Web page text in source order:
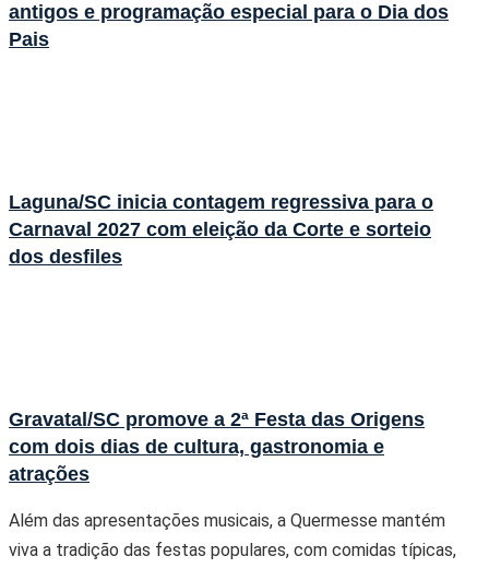
antigos e programação especial para o Dia dos
Pais
Laguna/SC inicia contagem regressiva para o
Carnaval 2027 com eleição da Corte e sorteio
dos desfiles
Gravatal/SC promove a 2ª Festa das Origens
com dois dias de cultura, gastronomia e
atrações
Além das apresentações musicais, a Quermesse mantém
viva a tradição das festas populares, com comidas típicas,